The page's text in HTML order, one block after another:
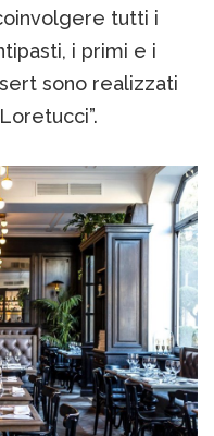
tutti i
i primi e i
sono realizzati